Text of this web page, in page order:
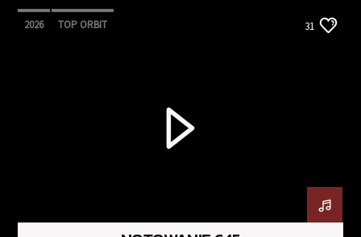
2026 TOP ORBIT 31